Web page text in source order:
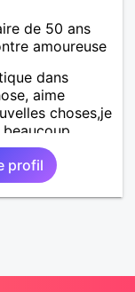
de 50 ans
amoureuse
dans
aime
choses,je
Hien 😜.
aime pas tous
et
pourquoi pas
profil